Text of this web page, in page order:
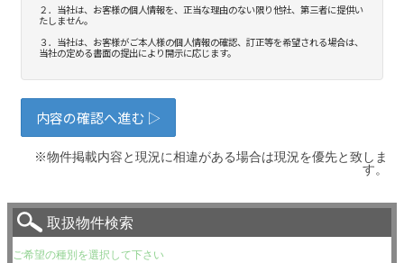
※物件掲載内容と現況に相違がある場合は現況を優先と致しま
す。
取扱物件検索
ご希望の種別を選択して下さい